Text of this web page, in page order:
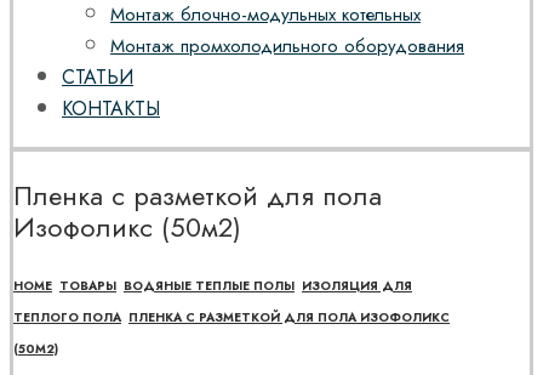
Монтаж блочно-модульных котельных
Монтаж промхолодильного оборудования
СТАТЬИ
КОНТАКТЫ
Пленка с разметкой для пола
Изофоликс (50м2)
HOME ТОВАРЫ ВОДЯНЫЕ ТЕПЛЫЕ ПОЛЫ ИЗОЛЯЦИЯ ДЛЯ
ТЕПЛОГО ПОЛА ПЛЕНКА С РАЗМЕТКОЙ ДЛЯ ПОЛА ИЗОФОЛИКС
(50М2)